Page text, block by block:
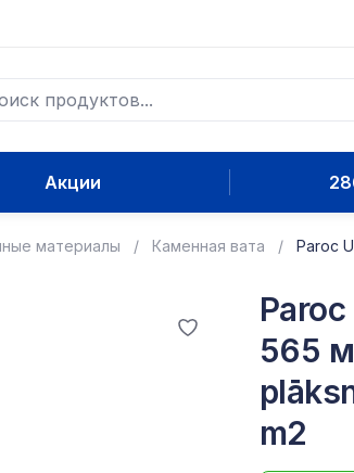
Акции
материалы Каменная вата Paroc
565
m2